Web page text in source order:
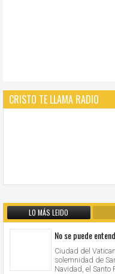
CRISTO TE LLAMA RADIO
LO MÁS LEIDO
No se puede
Ciudad del
solemnidad de
Navidad, el Santo